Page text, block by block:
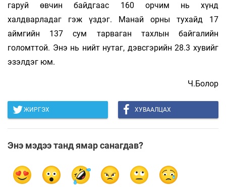
гаруй өвчин байдгаас 160 орчим нь хүнд
халдварладаг гэж үздэг. Манай орны тухайд 17
аймгийн 137 сум тарваган тахлын байгалийн
голомттой. Энэ нь нийт нутаг, дэвсгэрийн 28.3 хувийг
эзэлдэг юм.
Ч.Болор
ЖИРГЭХ ХУВААЛЦАХ
Энэ мэдээ танд ямар санагдав?